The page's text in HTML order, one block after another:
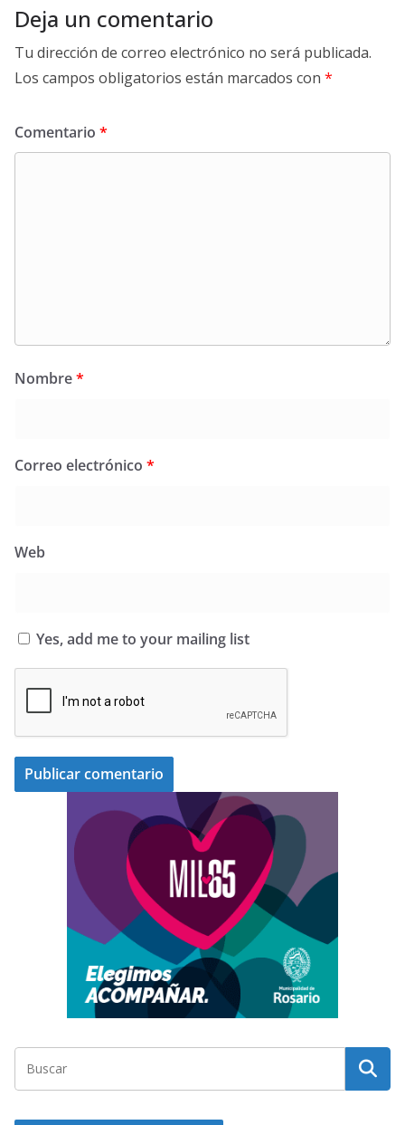
Deja un comentario
Tu dirección de correo electrónico no será publicada.
Los campos obligatorios están marcados con *
Comentario *
Nombre*
Correo electrónico *
Web
Yes, add me to your mailing list